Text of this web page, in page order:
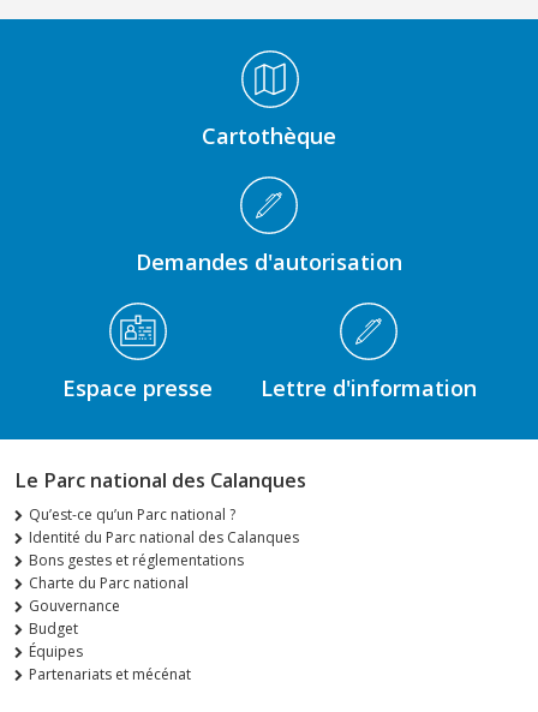
Cartothèque
Demandes d'autorisation
Espace presse Lettre d'information
Le Parc national des Calanques
Qu’est-ce qu’un Parc national ?
Identité du Parc national des Calanques
Bons gestes et réglementations
Charte du Parc national
Gouvernance
Budget
Équipes
Partenariats et mécénat